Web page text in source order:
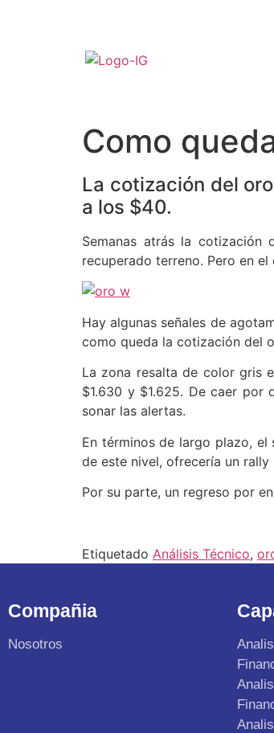
Como
La cotización del
a los $40.
Semanas atrás la
recuperado terreno. Pero en
Hay algunas señales de
como queda la cotización del
La zona resalta de color gris
$1.630 y $1.625. De caer por
sonar las alertas.
En términos de largo plazo,
de este nivel, ofrecería un
Por su parte, un regreso por
Etiquetado Análisis Técnico,
Compañia
Nosotros